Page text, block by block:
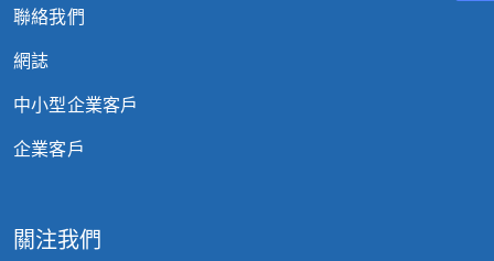
3.1 電力維修、水喉匠、鎖匠的緊
3.2 家居電器環保回收及其他
聯絡我們
網誌
中小型企業客戶
企業客戶
關注我們